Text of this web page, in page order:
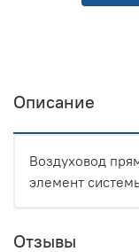
Описание
Воздуховод
элемент
Отзывы